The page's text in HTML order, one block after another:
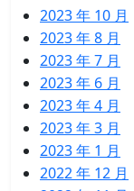
2023 年 10 月
2023 年 8 月
2023 年 7 月
2023 年 6 月
2023 年 4 月
2023 年 3 月
2023 年 1 月
2022 年 12 月